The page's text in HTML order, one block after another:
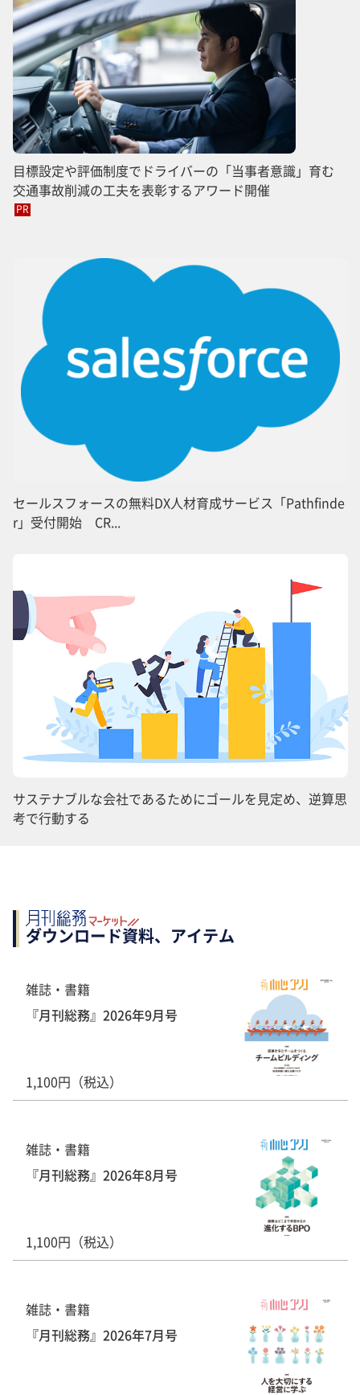
目標設定や評価制度でドライバーの「当事者意識」育む
交通事故削減の工夫を表彰するアワード開催
PR
セールスフォースの無料DX人材育成サービス「Pathfinde
r」受付開始 CR...
サステナブルな会社であるためにゴールを見定め、逆算思
考で行動する
ダウンロード資料、アイテム
雑誌・書籍
『月刊総務』2026年9月号
1,100円（税込）
雑誌・書籍
『月刊総務』2026年8月号
1,100円（税込）
雑誌・書籍
『月刊総務』2026年7月号